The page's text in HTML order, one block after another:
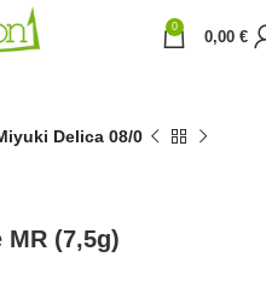
0
0,00 €
Delica 08/0
(7,5g)